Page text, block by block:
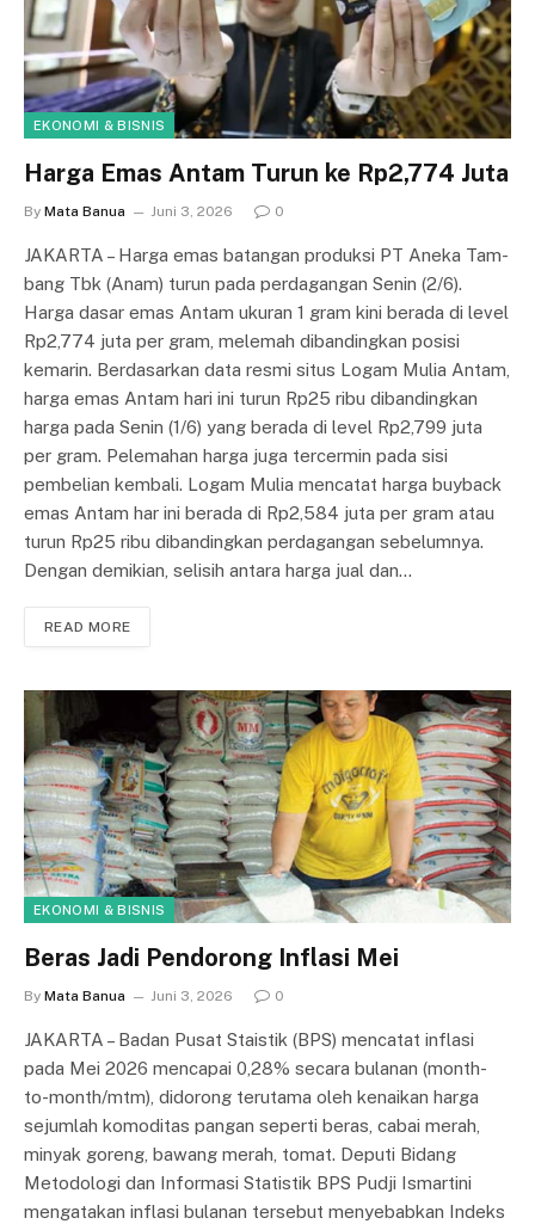
EKONOMI & BISNIS
Harga Emas Antam Turun ke Rp2,774 Juta
By Mata Banua Juni 3, 2026 0
JAKARTA – Harga emas ba­ta­ng­an produksi PT Aneka Tam­
ba­ng Tbk (Anam) turun pada per­dagangan Senin (2/6).
Harga da­sar emas Antam ukuran 1 gram ki­ni berada di level
Rp2,774 juta per gram, melemah dibandingkan po­sisi
kemarin. Berdasarkan data resmi situs Lo­gam Mulia Antam,
harga emas An­tam hari ini turun Rp25 ribu di­bandingkan
harga pada Senin (1/6) yang berada di level Rp2,799 juta
per gram. Pelemahan harga juga ter­cer­min pada sisi
pembelian kembali. Lo­gam Mulia mencatat harga buy­back
emas Antam har ini be­ra­da di Rp2,584 juta per gram atau
turun Rp25 ribu di­ban­di­ng­kan perdagangan sebelumnya.
De­ngan demikian, selisih antara har­ga jual dan…
READ MORE
EKONOMI & BISNIS
Beras Jadi Pendorong Inflasi Mei
By Mata Banua Juni 3, 2026 0
JAKARTA – Badan Pusat Staistik (BPS) menca­tat inflasi
pada Mei 2026 mencapai 0,28% se­ca­ra bulanan (month-
to-month/mtm), didorong te­ru­tama oleh kenaikan harga
sejumlah ko­mo­di­tas pangan seperti beras, cabai merah,
min­yak goreng, bawang merah, tomat. Deputi Bidang
Metodologi dan Informasi Statistik BPS Pudji Ismartini
mengatakan inflasi bu­lanan tersebut menyebabkan In­deks